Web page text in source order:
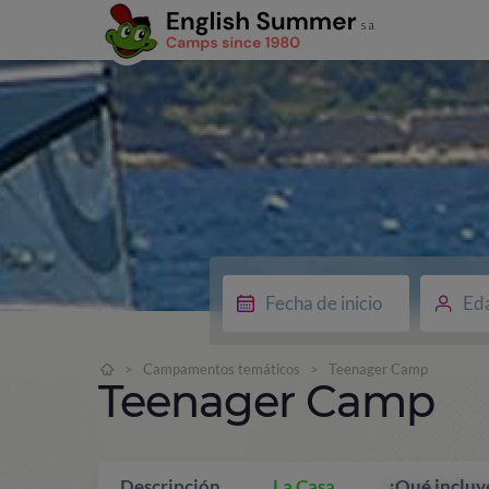
> Campamentos temáticos > Teenager Camp
Teenager Camp